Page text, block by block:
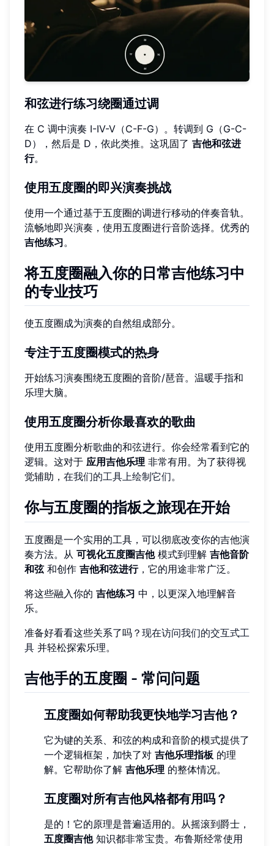
和弦进行练习绕圈通过调
在 C 调中演奏 I-IV-V（C-F-G）。转调到 G（G-C-
D），然后是 D，依此类推。这巩固了 吉他和弦进
行。
使用五度圈的即兴演奏挑战
使用一个通过基于五度圈的调进行移动的伴奏音轨。
流畅地即兴演奏，使用五度圈进行音阶选择。优秀的
吉他练习。
将五度圈融入你的日常吉他练习中
的专业技巧
使五度圈成为演奏的自然组成部分。
专注于五度圈模式的热身
开始练习演奏围绕五度圈的音阶/琶音。温暖手指和
乐理大脑。
使用五度圈分析你最喜欢的歌曲
使用五度圈分析歌曲的和弦进行。你会经常看到它的
逻辑。这对于 应用吉他乐理 非常有用。为了获得视
觉辅助， 在我们的工具上绘制它们。
你与五度圈的指板之旅现在开始
五度圈是一个实用的工具，可以彻底改变你的吉他演
奏方法。从 可视化五度圈吉他模式到理解 吉他音阶
和弦和创作 吉他和弦进行，它的用途非常广泛。
将这些融入你的 吉他练习 中，以更深入地理解音
乐。
准备好看看这些关系了吗？ 现在访问我们的交互式工
具 并轻松探索乐理。
吉他手的五度圈 - 常问问题
五度圈如何帮助我更快地学习吉他？
它为键的关系、和弦的构成和音阶的模式提供了
一个逻辑框架，加快了对 吉他乐理指板 的理
解。它帮助你了解 吉他乐理 的整体情况。
五度圈对所有吉他风格都有用吗？
是的！它的原理是普遍适用的。从摇滚到爵士，
五度圈吉他知识都非常宝贵。布鲁斯经常使用